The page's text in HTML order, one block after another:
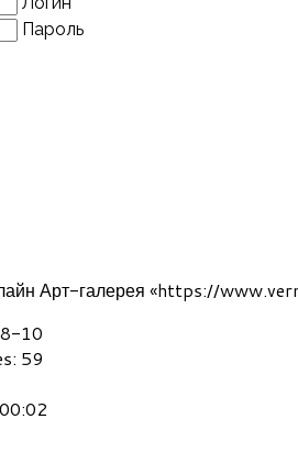
Пароль
Арт-галерея «https://
10
59